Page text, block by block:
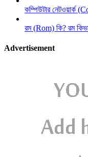
কম্পিউটার নেটওয়ার্ক
রম (Rom) কি? রম
Advertisement